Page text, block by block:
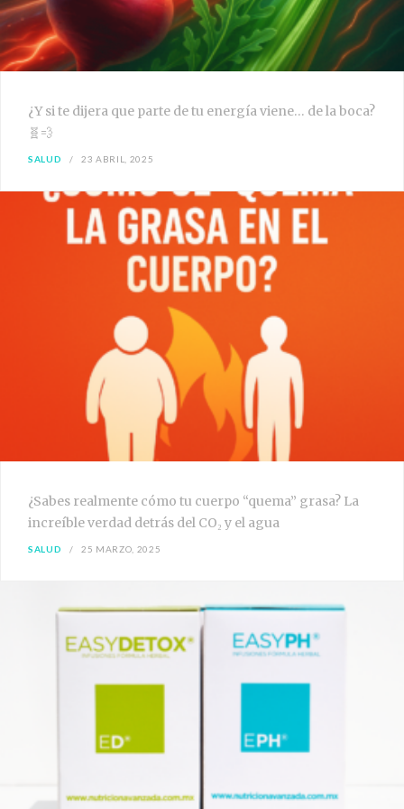
¿Y si te dijera que parte de tu energía viene… de la boca?
🧬💨
SALUD 23 ABRIL, 2025
¿Sabes realmente cómo tu cuerpo “quema” grasa? La
increíble verdad detrás del CO₂ y el agua
SALUD 25 MARZO, 2025